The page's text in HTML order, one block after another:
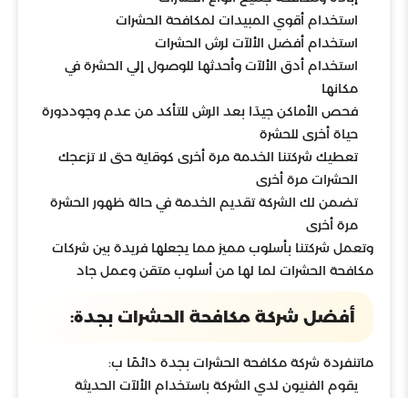
استخدام أقوي المبيدات لمكافحة الحشرات
استخدام أفضل الألآت لرش الحشرات
استخدام أدق الألآت وأحدثها للوصول إلي الحشرة في
مكانها
فحص الأماكن جيدَا بعد الرش للتأكد من عدم وجوددورة
حياة أخرى للحشرة
تعطيك شركتنا الخدمة مرة أخرى كوقاية حتى لا تزعجك
الحشرات مرة أخرى
تضمن لك الشركة تقديم الخدمة في حالة ظهور الحشرة
مرة أخرى
وتعمل شركتنا بأسلوب مميز مما يجعلها فريدة بين شركات
مكافحة الحشرات لما لها من أسلوب متقن وعمل جاد
أفضل شركة مكافحة الحشرات بجدة:
ماتنفردة شركة مكافحة الحشرات بجدة دائمًا ب:
يقوم الفنيون لدي الشركة باستخدام الألآت الحديثة